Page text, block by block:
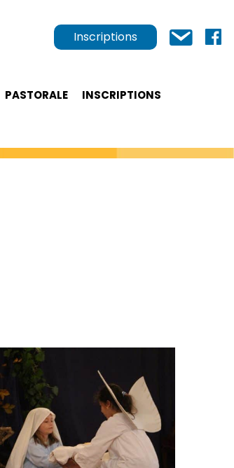
Inscriptions
PASTORALE
INSCRIPTIONS